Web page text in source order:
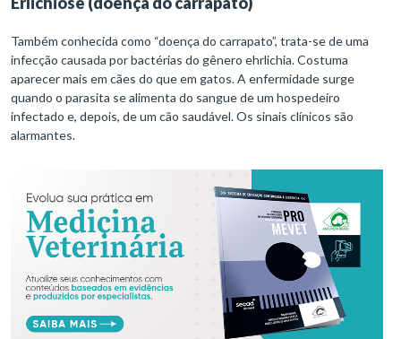
Também conhecida como “doença do carrapato”, trata-se de uma
infecção causada por bactérias do gênero ehrlichia. Costuma
aparecer mais em cães do que em gatos. A enfermidade surge
quando o parasita se alimenta do sangue de um hospedeiro
infectado e, depois, de um cão saudável. Os sinais clínicos são
alarmantes.